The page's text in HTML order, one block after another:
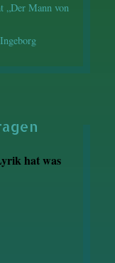
„Der Mann von
hat was